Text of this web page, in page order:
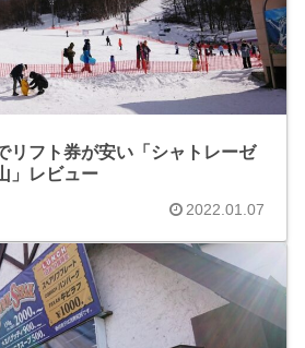
リフト券が安い「シャトレーゼ
」レビュー
2022.01.07